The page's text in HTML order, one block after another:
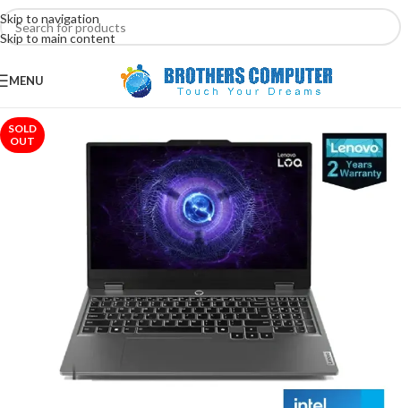
Skip to navigation
Skip to main content
MENU
SOLD
OUT